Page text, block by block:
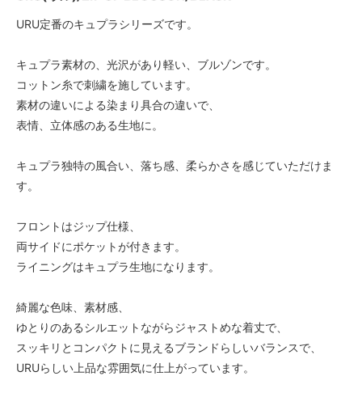
URU定番のキュプラシリーズです。
キュプラ素材の、光沢があり軽い、ブルゾンです。
コットン糸で刺繍を施しています。
素材の違いによる染まり具合の違いで、
表情、立体感のある生地に。
キュプラ独特の風合い、落ち感、柔らかさを感じていただけま
す。
フロントはジップ仕様、
両サイドにポケットが付きます。
ライニングはキュプラ生地になります。
綺麗な色味、素材感、
ゆとりのあるシルエットながらジャストめな着丈で、
スッキリとコンパクトに見えるブランドらしいバランスで、
URUらしい上品な雰囲気に仕上がっています。